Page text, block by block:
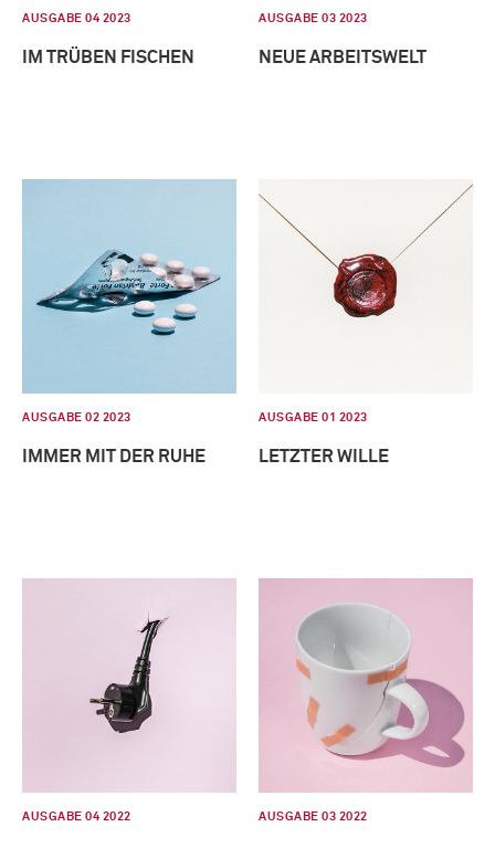
AUSGABE 04 2023
IM TRÜBEN FISCHEN
AUSGABE 03 2023
NEUE ARBEITSWELT
AUSGABE 02 2023
IMMER MIT DER RUHE
AUSGABE 01 2023
LETZTER WILLE
AUSGABE 04 2022 AUSGABE 03 2022